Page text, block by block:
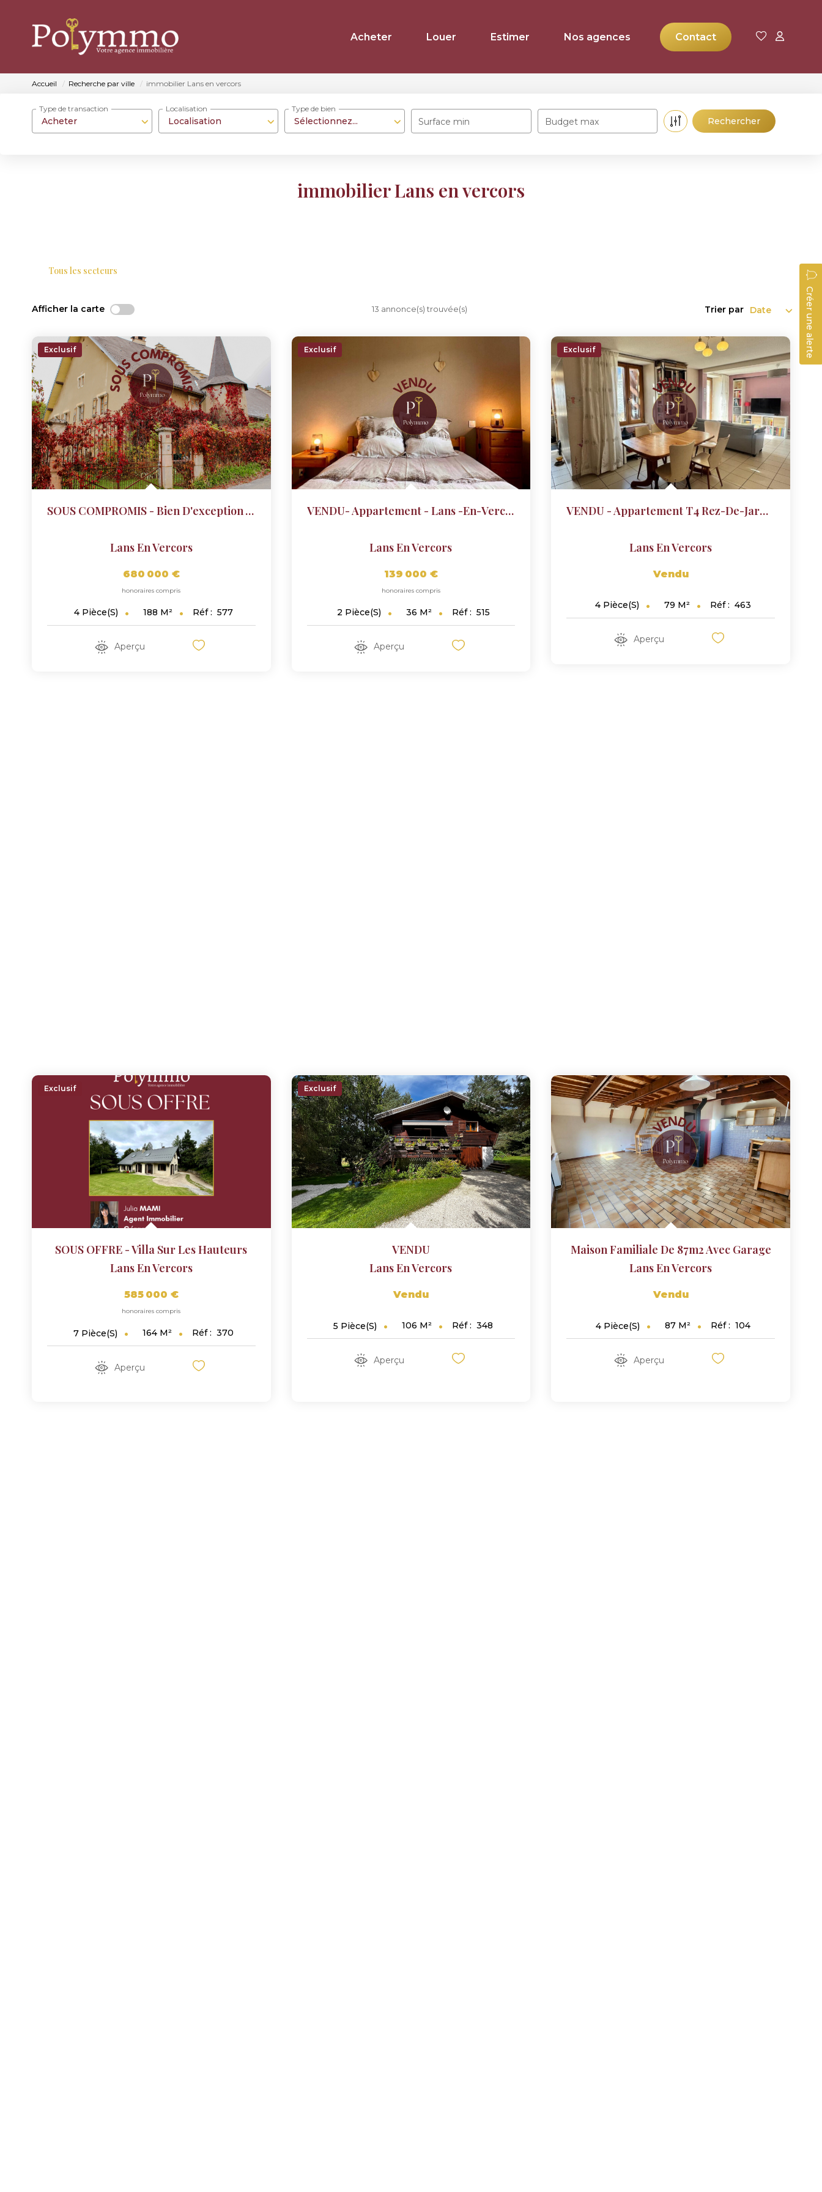
Acheter Louer Estimer Nos agences Contact
Accueil Recherche par ville immobilier Lans en vercors
Acheter
Type de transaction
Localisation
Localisation
Sélectionnez...
Type de bien
Surface min Budget max
immobilier Lans en vercors
Tous les secteurs
Créer une alerte
Afficher la carte 13 annonce(s) trouvée(s) Trier par
Exclusif
SOUS COMPROMIS - Bien D'exception Au Peuil -
Lans En Vercors
680 000 €
honoraires compris
4 Pièce(s) 188 M² Réf : 577
Aperçu
Exclusif
VENDU- Appartement - Lans -en-Vercors - 2 Pièce(s) 36 M2
Lans En Vercors
139 000 €
honoraires compris
2 Pièce(s) 36 M² Réf : 515
Aperçu
Exclusif
VENDU - Appartement T4 Rez-De-Jardin Centre Village
Lans En Vercors
Vendu
4 Pièce(s) 79 M² Réf : 463
Aperçu
Exclusif
SOUS OFFRE - Villa Sur Les Hauteurs
Lans En Vercors
585 000 €
honoraires compris
7 Pièce(s) 164 M² Réf : 370
Aperçu
Exclusif
VENDU
Lans En Vercors
Vendu
5 Pièce(s) 106 M² Réf : 348
Aperçu
Maison Familiale De 87m2 Avec Garage
Lans En Vercors
Vendu
4 Pièce(s) 87 M² Réf : 104
Aperçu